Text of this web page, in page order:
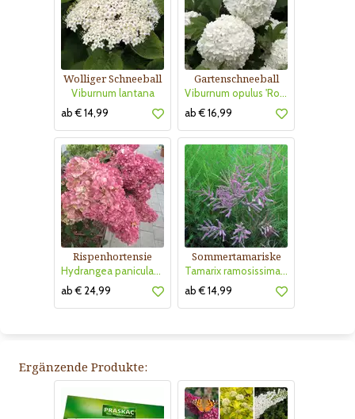
Wolliger Schneeball
Viburnum lantana
ab € 14,99
Gartenschneeball
Viburnum opulus 'Roseum'
ab € 16,99
Rispenhortensie
Hydrangea paniculata 'Pinky Winky'
ab € 24,99
Sommertamariske
Tamarix ramosissima 'Pink Cascade'
ab € 14,99
Ergänzende Produkte: